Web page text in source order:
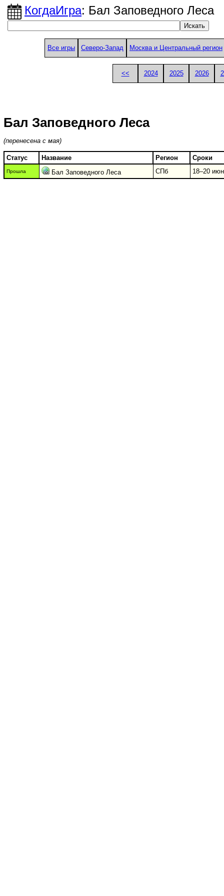
КогдаИгра: Бал Заповедного Леса
Все игры Северо-Запад Москва и Центральный регион
<< 2024 2025 2026
Бал Заповедного Леса
(перенесена с мая)
Статус Название Регион Сроки
Прошла Бал Заповедного Леса СПб 18–20